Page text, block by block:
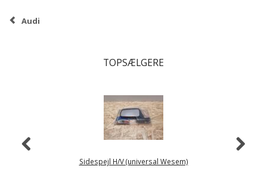
Audi
TOPSÆLGERE
Sidespejl H/V (universal Wesem)